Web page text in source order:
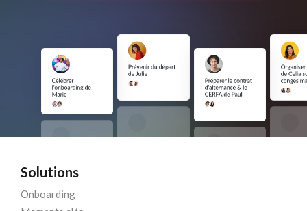
Solutions
Onboarding